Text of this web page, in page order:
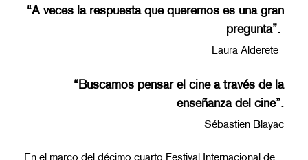
“A veces la respuesta que queremos es una gran
pregunta”.
Laura Alderete
“Buscamos pensar el cine a través de la
enseñanza del cine”.
Sébastien Blayac